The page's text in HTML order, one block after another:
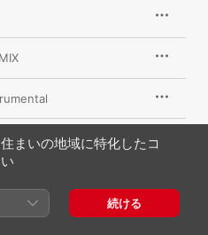
(Japan) Inc.
まいの地域に特化したコ
続ける